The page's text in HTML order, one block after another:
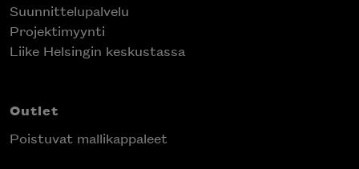
Suunnittelupalvelu
Projektimyynti
Liike Helsingin keskustassa
Outlet
Poistuvat mallikappaleet